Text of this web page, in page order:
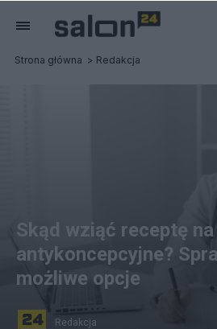
Strona główna Redakcja
Skąd wziąć receptę
antykoncepcyjne?
możliwe opcje
Redakcja